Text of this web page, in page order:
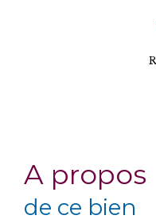
a propos
de ce bien